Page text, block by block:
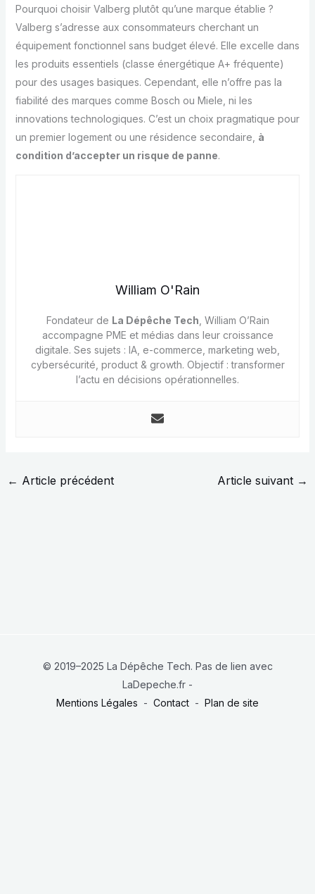
Pourquoi choisir Valberg plutôt qu’une marque établie ?
Valberg s’adresse aux consommateurs cherchant un
équipement fonctionnel sans budget élevé. Elle excelle dans
les produits essentiels (classe énergétique A+ fréquente)
pour des usages basiques. Cependant, elle n’offre pas la
fiabilité des marques comme Bosch ou Miele, ni les
innovations technologiques. C’est un choix pragmatique pour
un premier logement ou une résidence secondaire, à
condition d’accepter un risque de panne.
William O'Rain
Fondateur de La Dépêche Tech , William O’Rain
accompagne PME et médias dans leur croissance
digitale. Ses sujets : IA, e-commerce, marketing web,
cybersécurité, product & growth. Objectif : transformer
l’actu en décisions opérationnelles.
← Article précédent Article suivant →
© 2019–2025 La Dépêche Tech. Pas de lien avec
LaDepeche.fr -
Mentions Légales - Contact - Plan de site